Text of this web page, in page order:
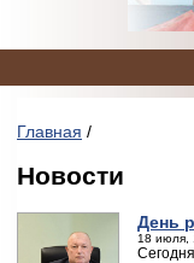
Главная /
Новости
День
18 июля,